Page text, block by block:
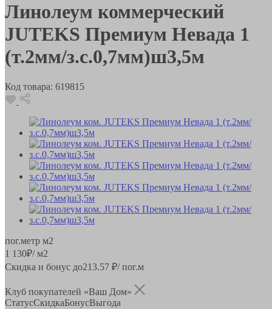
Линолеум коммерческий
JUTEKS Премиум Невада 1
(т.2мм/з.с.0,7мм)ш3,5м
Код товара: 619815
пог.метр м2
1 130₽/ м2
Скидка и бонус до213.57 ₽/ пог.м
Клуб покупателей «Ваш Дом»
СтатусСкидкаБонусВыгода